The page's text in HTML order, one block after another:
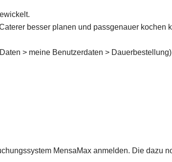
besser planen und passgenauer kochen
> meine Benutzerdaten >
MensaMax anmelden. Die dazu